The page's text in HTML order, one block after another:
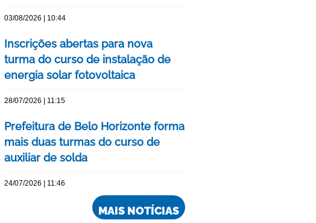
03/08/2026 | 10:44
Inscrições abertas para nova
turma do curso de instalação de
energia solar fotovoltaica
28/07/2026 | 11:15
Prefeitura de Belo Horizonte forma
mais duas turmas do curso de
auxiliar de solda
24/07/2026 | 11:46
MAIS NOTÍCIAS